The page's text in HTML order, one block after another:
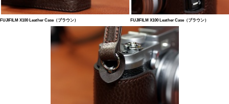
FUJIFILM X100 Leather Case（ブラウン） FUJIFILM X100 Leather Case（ブラウン）